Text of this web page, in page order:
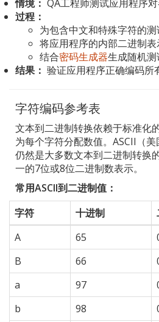
情境： QA工程师测试应用程序对
过程：
为包含中文和特殊字符的
将应用程序的内部二进制
结合密码生成器生成随机测
结果： 验证应用程序正确编码所
字符编码参考表
文本到二进制转换依赖于标准化
为每个字符分配数值。ASCII（美
仍然是大多数文本到二进制转换
一的7位或8位二进制数表示。
常用ASCII到二进制值：
字符
十进制
A
65
B
66
a
97
b
98